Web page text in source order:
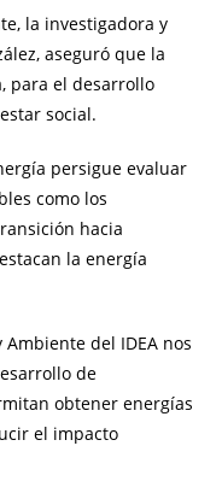
la investigadora y
aseguró que la
para el desarrollo
social.
persigue evaluar
como los
hacia
la energía
del IDEA nos
de
obtener energías
el impacto